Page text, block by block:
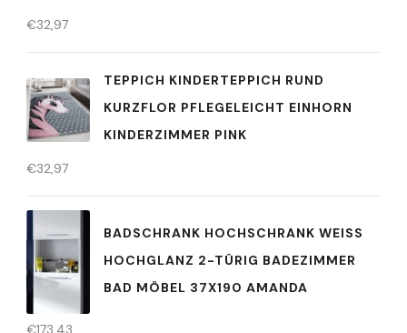
€32,97
TEPPICH KINDERTEPPICH RUND
KURZFLOR PFLEGELEICHT EINHORN
KINDERZIMMER PINK
€32,97
BADSCHRANK HOCHSCHRANK WEISS H
OCHGLANZ 2-TÜRIG BADEZIMMER B
AD MÖBEL 37X190 AMANDA
€173,43